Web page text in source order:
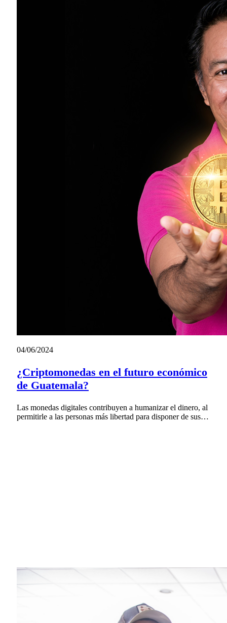
04/06/2024
¿Criptomonedas en el futuro económico
de Guatemala?
Las monedas digitales contribuyen a humanizar el dinero, al
permitirle a las personas más libertad para disponer de sus…